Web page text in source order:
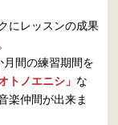
にレッスンの成果
。
間の練習期間を
オトノエニシ」 な
楽仲間が出来ま